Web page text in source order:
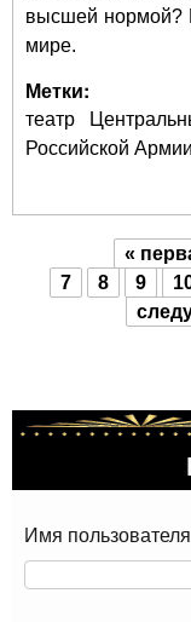
высшей нормой?
мире.
Метки:
театр
Российской Армии
Страницы
«
7
8 9
Имя пользователя